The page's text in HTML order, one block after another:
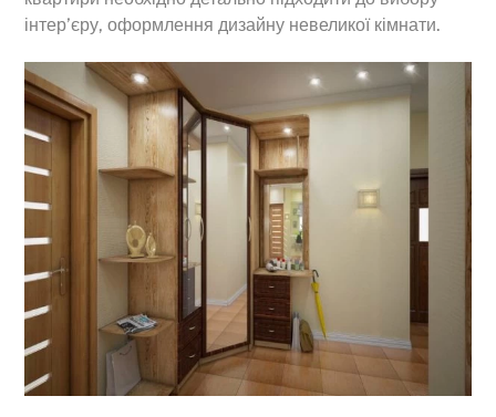
інтер’єру, оформлення дизайну невеликої кімнати.